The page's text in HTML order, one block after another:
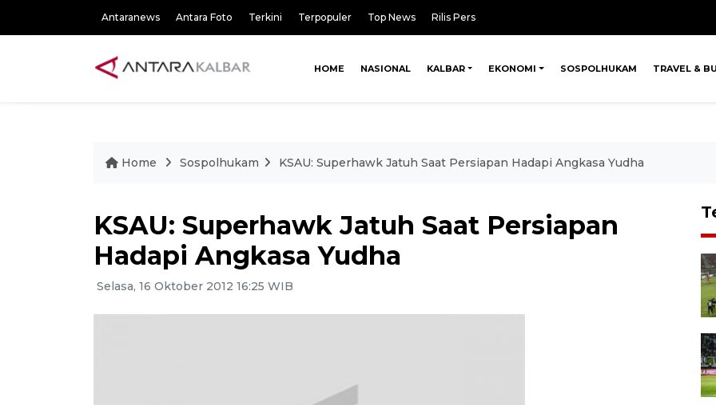
Antaranews Antara Foto Terkini Terpopuler Top News Rilis Pers
HOME NASIONAL KALBAR EKONOMI SOSPOLHUKAM TRAVEL &
Home Sospolhukam KSAU: Superhawk Jatuh Saat Persiapan Hadapi Angkasa Yudha
KSAU: Superhawk Jatuh Saat Persiapan
Hadapi Angkasa Yudha
Selasa, 16 Oktober 2012 16:25 WIB